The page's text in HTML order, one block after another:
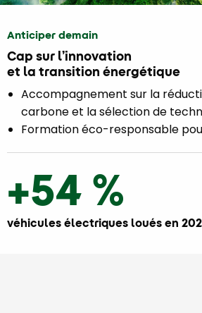
Anticiper demain
Cap sur l’innovation
et la transition énergétique
Accompagnement sur la
carbone et la sélection de
Formation éco-responsable
+54 %
véhicules électriques loués en